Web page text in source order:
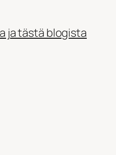
ja tästä blogista